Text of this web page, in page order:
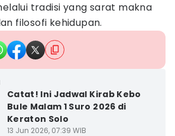
tradisi yang sarat makna
filosofi kehidupan.
Catat! Ini Jadwal Kirab Kebo
Bule Malam 1 Suro 2026 di
Keraton Solo
13 Jun 2026, 07:39 WIB